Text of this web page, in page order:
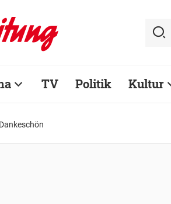
TV Politik Kultur